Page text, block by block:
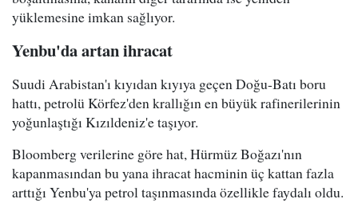
yüklemesine imkan sağlıyor.
Yenbu'da artan ihracat
Suudi Arabistan'ı kıyıdan kıyıya geçen Doğu-Batı boru
hattı, petrolü Körfez'den krallığın en büyük rafinerilerinin
yoğunlaştığı Kızıldeniz'e taşıyor.
Bloomberg verilerine göre hat, Hürmüz Boğazı'nın
kapanmasından bu yana ihracat hacminin üç kattan fazla
arttığı Yenbu'ya petrol taşınmasında özellikle faydalı oldu.